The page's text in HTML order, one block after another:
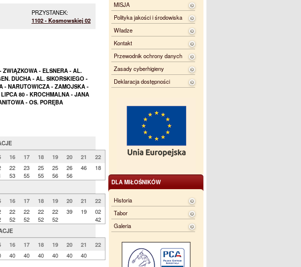
MISJA
Polityka jakości i środowiska
Władze
Kontakt
Przewodnik ochrony danych
Zasady cyberhigieny
Deklaracja dostępności
DLA MIŁOŚNIKÓW
Historia
Tabor
Galeria
PRZYSTANEK:
1102 - Kosmowskiej 02
- ELSNERA - AL.
DUCHA - AL. SIKORSKIEGO -
- NARUTOWICZA - ZAMOJSKA -
80 - KROCHMALNA - JANA
- OS. PORĘBA
16 17 18 19 20 21
22
22
53
23
55
25
55
25
56
26
56
46 18
16 17 18 19 20 21
22
22
52
22
52
22
52
22
52
39 19
02
42
16 17 18 19 20 21
22
40 40 40 40 40 40